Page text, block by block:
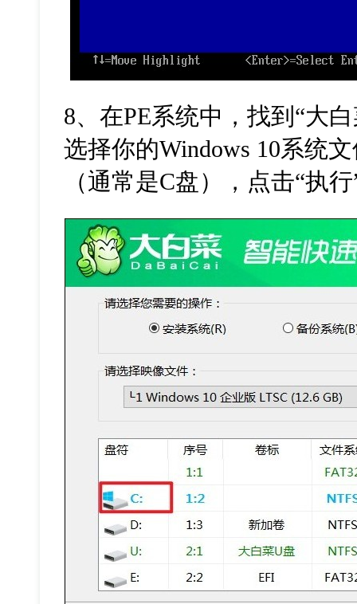
8、在PE系统中，找到 “大
选择你的Windows 10系统
（通常是C盘），点击“执